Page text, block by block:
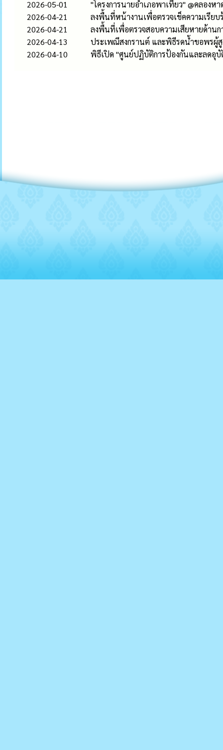
2026-05-01
"โครงการนายอำเภอพาเที่ยว" @คลองหา
2026-04-21
ลงพื้นที่หน้างานเพื่อตรวจเช็คความเรีย
2026-04-21
ลงพื้นที่เพื่อตรวจสอบความเสียหายด้านก
2026-04-13
ประเพณีสงกรานต์ และพิธีรดน้ำขอพรผู้
2026-04-10
พิธีเปิด "ศูนย์ปฏิบัติการป้องกันและลดอุบั